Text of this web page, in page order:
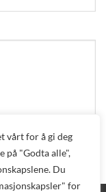
vårt for å gi deg
på "Godta alle",
Du
for